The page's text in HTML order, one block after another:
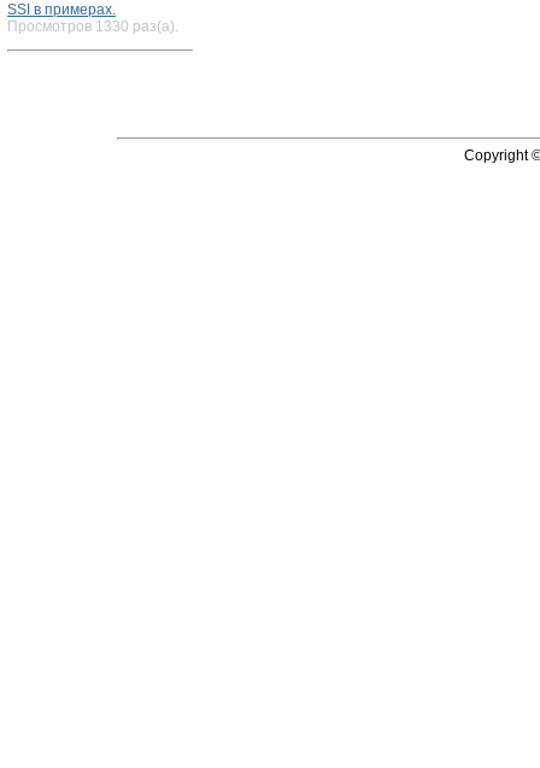
SSI в примерах.
Просмотров 1330 раз(а).
Copyright